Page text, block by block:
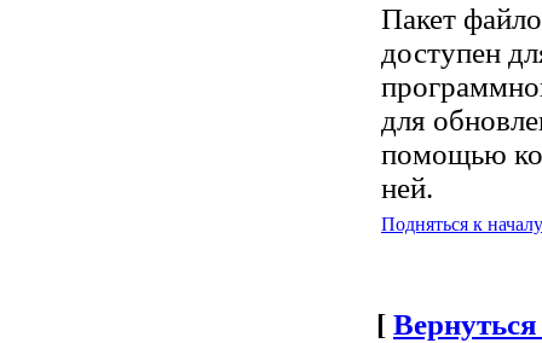
Пакет
доступен
для
помощью
ней.
Подняться к началу
[